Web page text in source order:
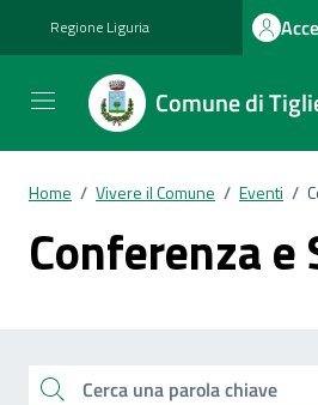
Regione Liguria
Comune di
Home / Vivere il Comune / Eventi /
Conferenza
Esplora tutti i
Cerca una parola chiave